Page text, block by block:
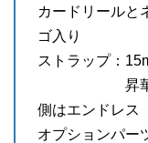
カードリールと
ゴ入り
ストラップ：
昇華転写印
側はエンドレス
オプションパー